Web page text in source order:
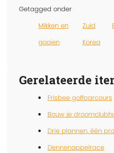
Getagged onder
Mikken en
gooien
Zuid
Korea
Gerelateerde
Frisbee golfparcours
Bouw je
Drie plannen, één
Dennenappelrace